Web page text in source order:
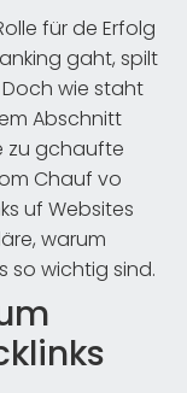
für de Erfolg
gaht, spilt
Doch wie staht
Abschnitt
zu gchaufte
Chauf vo
uf Websites
warum
so wichtig sind.